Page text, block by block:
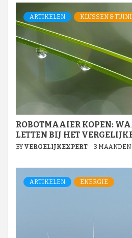
ARTIKELEN KLUSSEN &
ROBOTMAAIER KOPEN:
LETTEN BIJ HET
BY VERGELIJKEXPERT 3 MAANDEN
ARTIKELEN ENERGIE